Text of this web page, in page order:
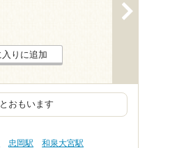
入りに追加
おもいます
忠岡駅
和泉大宮駅